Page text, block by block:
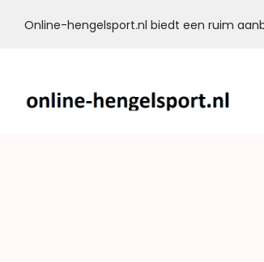
Online-hengelsport.nl biedt een ruim